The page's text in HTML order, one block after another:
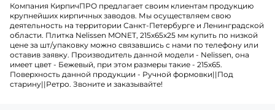
Компания КирпичПРО предлагает своим клиентам продукцию
крупнейших кирпичных заводов. Мы осуществляем свою
деятельность на территории Санкт-Петербурге и Ленинградской
области. Плитка Nelissen MONET, 215х65х25 мм купить по низкой
цене за шт/упаковку можно связавшись с нами по телефону или
оставив заявку. Производитель данной модели - Nelissen, она
имеет цвет - Бежевый, при этом размеры такие - 215х65.
Поверхность данной продукции - Ручной формовки||Под
старину||Ретро. Звоните и заказывайте!